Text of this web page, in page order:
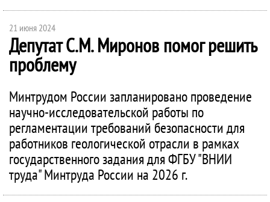
21 июня 2024
Депутат С.М. Миронов помог решить
проблему
Минтрудом России запланировано проведение
научно-исследовательской работы по
регламентации требований безопасности для
работников геологической отрасли в рамках
государственного задания для ФГБУ "ВНИИ
труда" Минтруда России на 2026 г.